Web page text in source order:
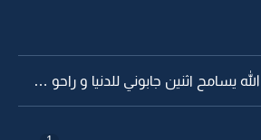
رواية الله يسامح اثنين جابوني للدنيا و راحو و خلوني...